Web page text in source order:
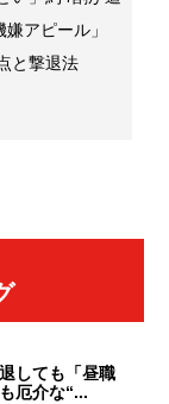
アピール」
と撃退法
しても「昼職
厄介な“...